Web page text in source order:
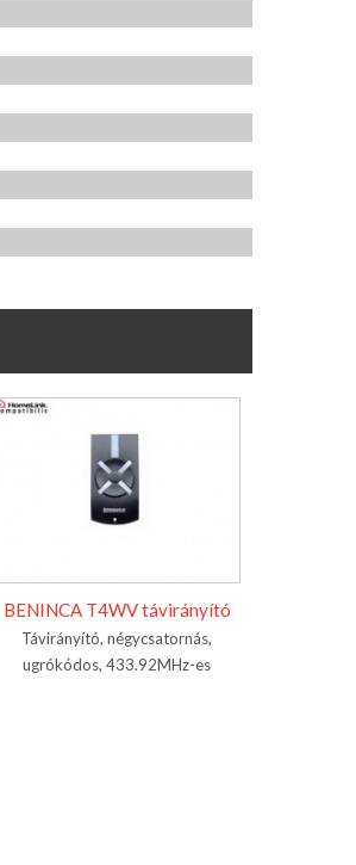
BENINCA T4WV távirányító
Távirányító, négycsatornás,
ugrókódos, 433.92MHz-es